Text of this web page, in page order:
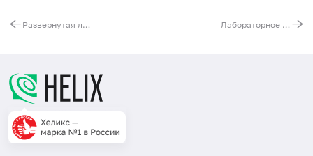
Развернутая лабораторная диагностика атеросклероза Лабораторное обследование при артериальной гипертензии